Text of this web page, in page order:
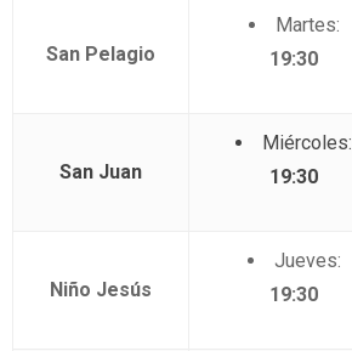
San Pelagio
Martes:
19:30
San Juan
Miércoles:
19:30
Niño Jesús
Jueves:
19:30